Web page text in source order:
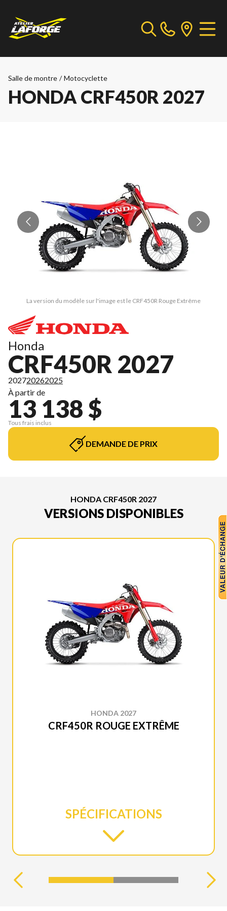
Salle de montre / Motocyclette
HONDA CRF450R 2027
La version du modèle sur l'image est le CRF450R Rouge Extrême
Honda
CRF450R 2027
202720262025
À partir de
13 138 $
Tous frais inclus
DEMANDE DE PRIX
HONDA CRF450R 2027
VERSIONS DISPONIBLES
HONDA 2027
CRF450R ROUGE EXTRÊME
SPÉCIFICATIONS